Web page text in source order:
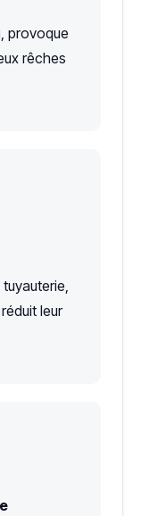
provoque
rêches
leur